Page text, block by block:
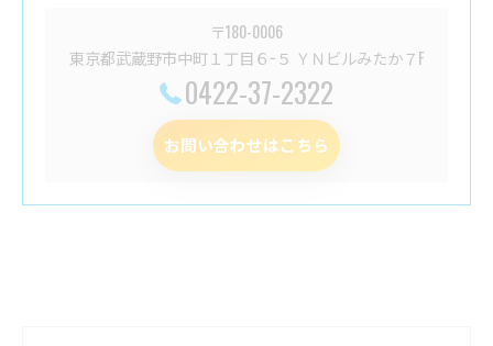
〒180-0006
東京都武蔵野市中町１丁目６−５ ＹＮビルみたか７F
0422-37-2322
お問い合わせはこちら